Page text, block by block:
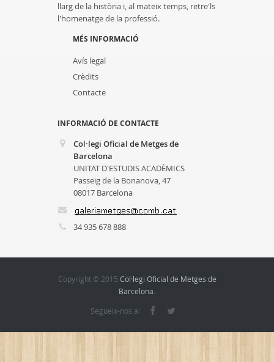
llarg de la història i, al mateix temps, retre'ls
l'homenatge de la professió.
MÉS INFORMACIÓ
Avís legal
Crèdits
Contacte
INFORMACIÓ DE CONTACTE
Col·legi Oficial de Metges de
Barcelona
UNITAT D'ESTUDIS ACADÈMICS
Passeig de la Bonanova, 47
08017 Barcelona
34 935 678 888
Copyright © 2015 Col·legi Oficial de Metges de
Barcelona.
Segueix-nos a: